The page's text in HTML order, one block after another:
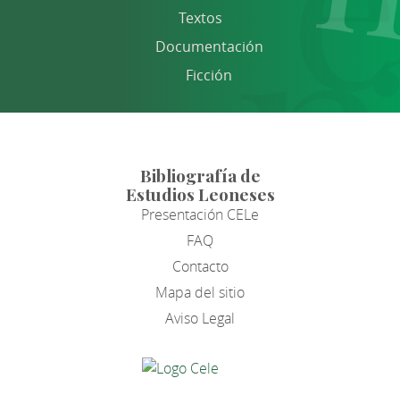
Textos
Documentación
Ficción
Bibliografía de
Estudios Leoneses
Presentación CELe
FAQ
Contacto
Mapa del sitio
Aviso Legal